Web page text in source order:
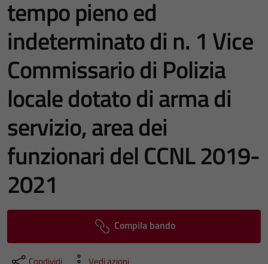
tempo pieno ed
indeterminato di n. 1 Vice
Commissario di Polizia
locale dotato di arma di
servizio, area dei
funzionari del CCNL 2019-
2021
Compila bando